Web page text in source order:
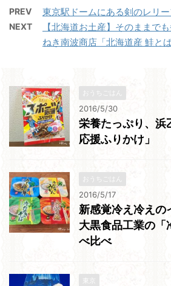
PREV 東京駅ドームにある剣のレリー
NEXT
【北海道お土産】そのままで
ねき南波商店「北海道産 鮭とば
おうちごはん
2016/5/30
栄養たっぷり、浜
応援ふりかけ」
おうちごはん
2016/5/17
新感覚冷え冷えの
大黒食品工業の「
べ比べ
東京